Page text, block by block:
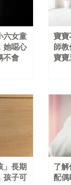
六女童
她噁心
不會
寶寶
師
寶寶
」長期
孩子可
了
配偶